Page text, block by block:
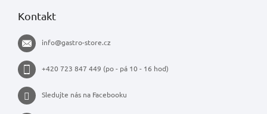
Kontakt
info@gastro-store.cz
+420 723 847 449 (po - pá 10 - 16 hod)
Sledujte nás na Facebooku